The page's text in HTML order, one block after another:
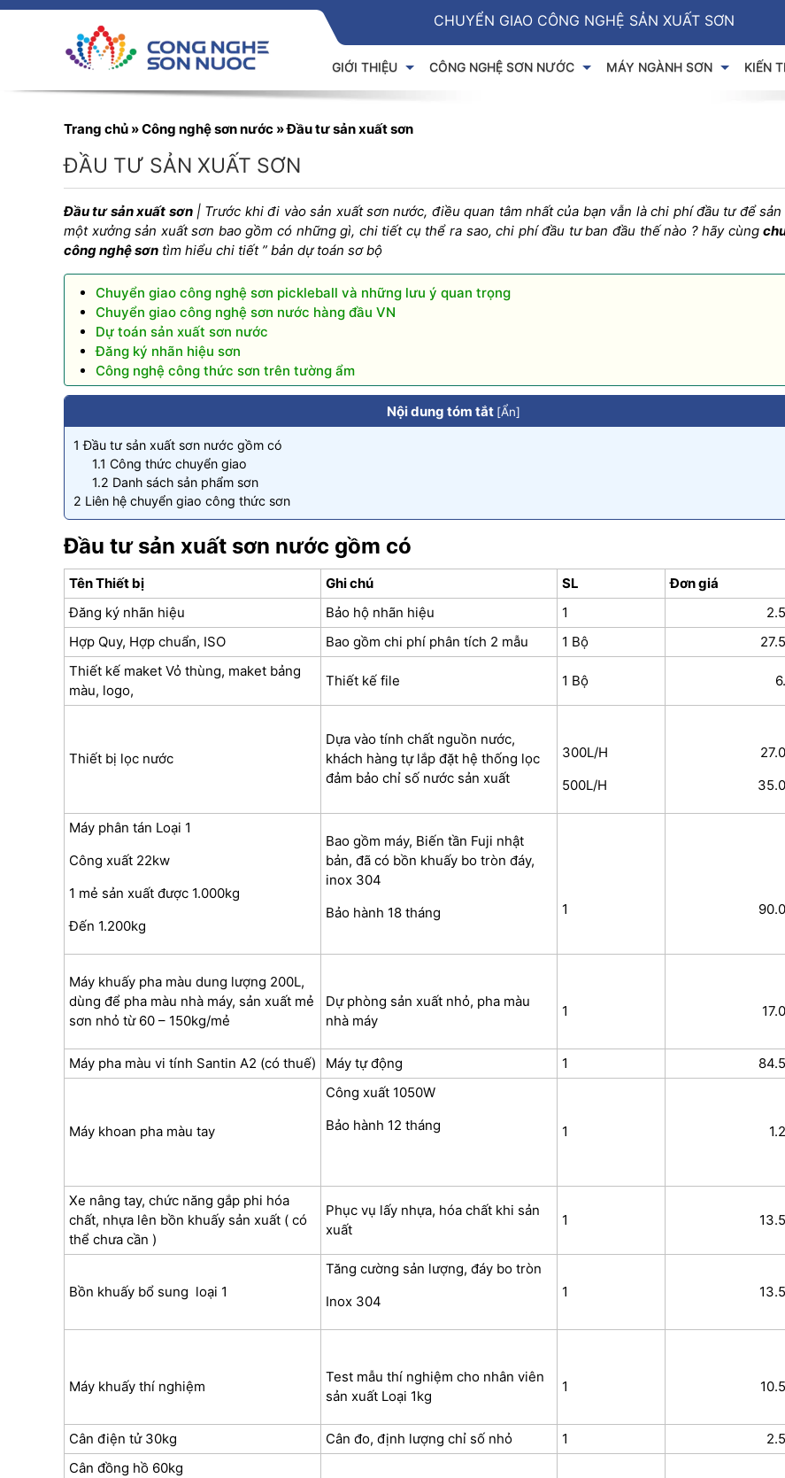
CHUYỂN GIAO CÔNG NGHỆ SẢN XUẤT SƠN
GIỚI THIỆU CÔNG NGHỆ SƠN NƯỚC MÁY NGÀNH SƠN KIẾN
Trang chủ »Công nghệ sơn nước »Đầu tư sản xuất sơn
ĐẦU TƯ SẢN XUẤT SƠN
Đầu tư sản xuất sơn| Trước khi đi vào sản xuất sơn nước, điều quan tâm nhất của bạn vẫn là chi phí đầu tư để sản
một xưởng sản xuất sơn bao gồm có những gì, chi tiết cụ thể ra sao, chi phí đầu tư ban đầu thế nào ? hãy cùng
công nghệ sơn tìm hiểu chi tiết ” bản dự toán sơ bộ
Chuyển giao công nghệ sơn pickleball và những lưu ý quan trọng
Chuyển giao công nghệ sơn nước hàng đầu VN
Dự toán sản xuất sơn nước
Đăng ký nhãn hiệu sơn
Công nghệ công thức sơn trên tường ẩm
Nội dung tóm tắt [Ẩn]
1 Đầu tư sản xuất sơn nước gồm có
1.1 Công thức chuyển giao
1.2 Danh sách sản phẩm sơn
2 Liên hệ chuyển giao công thức sơn
Đầu tư sản xuất sơn nước gồm có
Tên Thiết bị Ghi chú SL
Đơn giá
Đăng ký nhãn hiệu
Bảo hộ nhãn hiệu 1
Hợp Quy, Hợp chuẩn, ISO
Bao gồm chi phí phân tích 2 mẫu 1 Bộ
Thiết kế maket Vỏ thùng, maket bảng
màu, logo,
Thiết kế file 1 Bộ
Thiết bị lọc nước
Dựa vào tính chất nguồn nước,
khách hàng tự lắp đặt hệ thống lọc
đảm bảo chỉ số nước sản xuất
300L/H
500L/H
Máy phân tán Loại 1
Công xuất 22kw
1 mẻ sản xuất được 1.000kg
Đến 1.200kg
Bao gồm máy, Biến tần Fuji nhật
bản, đã có bồn khuấy bo tròn đáy,
inox 304
Bảo hành 18 tháng
1
Máy khuấy pha màu dung lượng 200L,
dùng để pha màu nhà máy, sản xuất mẻ
sơn nhỏ từ 60 – 150kg/mẻ
Dự phòng sản xuất nhỏ, pha màu
nhà máy
1
Máy pha màu vi tính Santin A2 (có thuế) Máy tự động 1
Máy khoan pha màu tay
Công xuất 1050W
Bảo hành 12 tháng
1
Xe nâng tay, chức năng gắp phi hóa
chất, nhựa lên bồn khuấy sản xuất ( có
thể chưa cần )
Phục vụ lấy nhựa, hóa chất khi sản
xuất
1
Bồn khuấy bổ sung loại 1
Tăng cường sản lượng, đáy bo tròn
Inox 304
1
Máy khuấy thí nghiệm
Test mẫu thí nghiệm cho nhân viên
sản xuất Loại 1kg
1
Cân điện tử 30kg Cân đo, định lượng chỉ số nhỏ 1
Cân đồng hồ 60kg